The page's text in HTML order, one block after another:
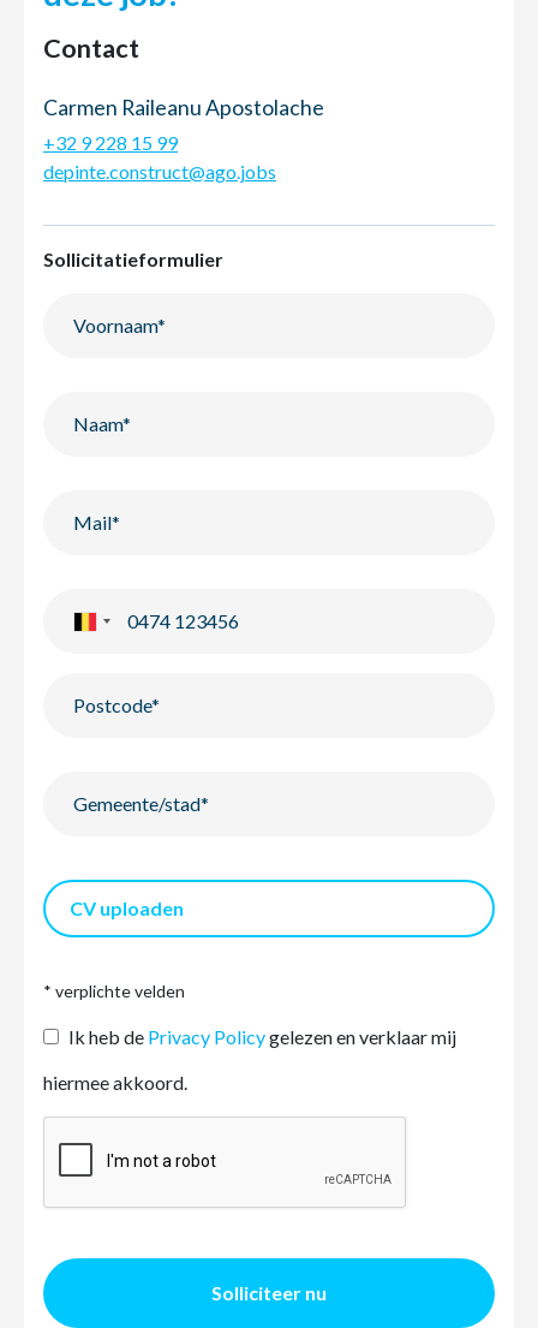
Contact
Carmen Raileanu Apostolache
+32 9 228 15 99
depinte.construct@ago.jobs
Sollicitatieformulier
CV uploaden
* verplichte velden
Ik heb de Privacy Policygelezen en verklaar mij
hiermee akkoord.
Solliciteer nu